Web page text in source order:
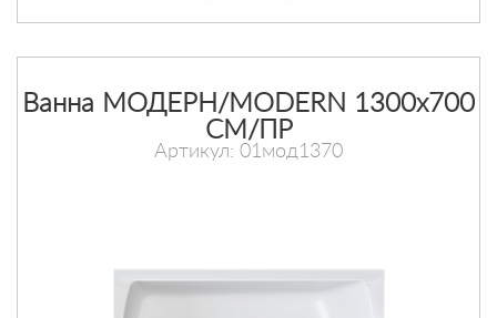
Ванна МОДЕРН/MODERN 1300х700
СМ/ПР
Артикул: 01мод1370